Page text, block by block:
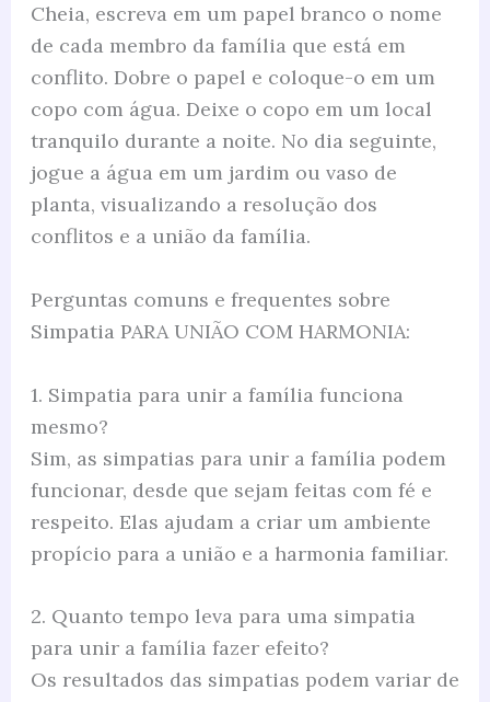
Cheia, escreva em um papel branco o nome
de cada membro da família que está em
conflito. Dobre o papel e coloque-o em um
copo com água. Deixe o copo em um local
tranquilo durante a noite. No dia seguinte,
jogue a água em um jardim ou vaso de
planta, visualizando a resolução dos
conflitos e a união da família.
Perguntas comuns e frequentes sobre
Simpatia PARA UNIÃO COM HARMONIA:
1. Simpatia para unir a família funciona
mesmo?
Sim, as simpatias para unir a família podem
funcionar, desde que sejam feitas com fé e
respeito. Elas ajudam a criar um ambiente
propício para a união e a harmonia familiar.
2. Quanto tempo leva para uma simpatia
para unir a família fazer efeito?
Os resultados das simpatias podem variar de